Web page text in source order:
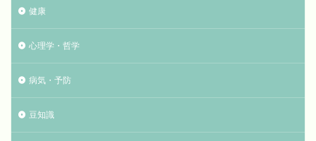
健康
心理学・哲学
病気・予防
豆知識